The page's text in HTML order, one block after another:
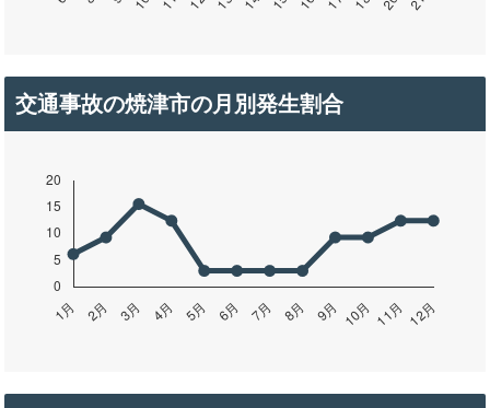
交通事故の焼津市の月別発生割合